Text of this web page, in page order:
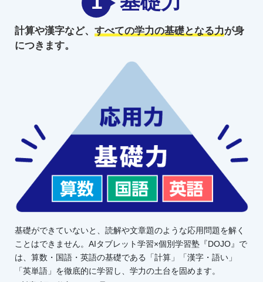
計算や漢字など、 すべての学力の基礎となる力が身
につきます。
基礎ができていないと、読解や文章題のような応用問題を解く
ことはできません。AIタブレット学習×個別学習塾『DOJO』で
は、算数・国語・英語の基礎である「計算」「漢字・語い」
「英単語」を徹底的に学習し、学力の土台を固めます。